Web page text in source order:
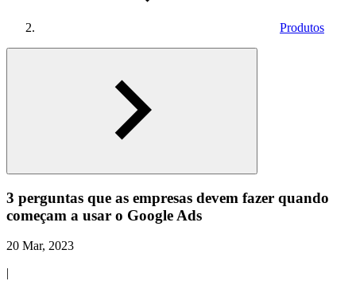
Produtos
3 perguntas que as empresas devem fazer quando
começam a usar o Google Ads
20 Mar, 2023
|